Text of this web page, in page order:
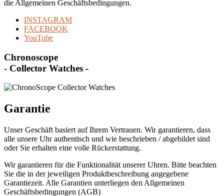
die Allgemeinen Geschäftsbedingungen.
INSTAGRAM
FACEBOOK
YouTube
Chronoscope
- Collector Watches -
Garantie
Unser Geschäft basiert auf Ihrem Vertrauen. Wir garantieren, dass
alle unsere Uhr authentisch und wie beschrieben / abgebildet sind
oder Sie erhalten eine volle Rückerstattung.
Wir garantieren für die Funktionalität unserer Uhren. Bitte beachten
Sie die in der jeweiligen Produktbeschreibung angegebene
Garantiezeit. Alle Garantien unterliegen den Allgemeinen
Geschäftsbedingungen (AGB)